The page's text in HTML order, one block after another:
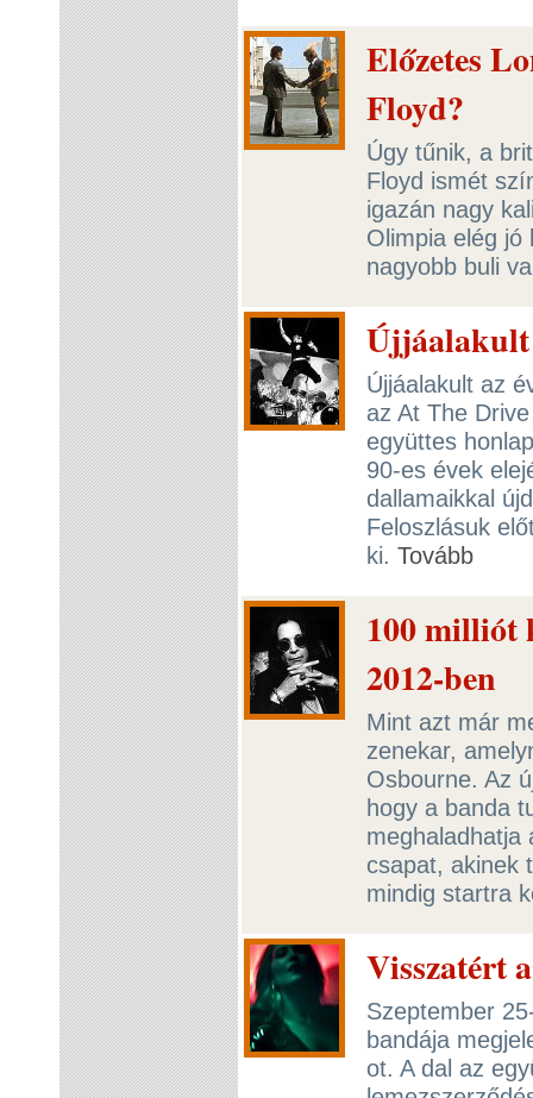
Előzetes
Floyd?
Úgy tűnik, a
Floyd ismét
igazán nagy
Olimpia elég jó
nagyobb buli
Újjáalakult az
az At The
együttes
90-es évek
dallamaikkal
Feloszlásuk
ki. Tovább
100 milliót
2012-ben
Mint azt már
zenekar,
Osbourne. Az
hogy a banda
meghaladhatja
csapat, akinek
mindig startra
Visszatért
Szeptember
bandája
ot. A dal az